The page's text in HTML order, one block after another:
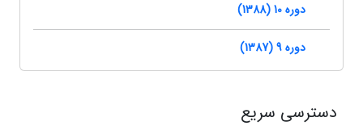
دوره 10 (1388)
دوره 9 (1387)
دسترسی سریع